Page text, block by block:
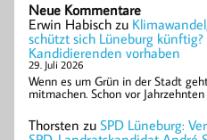
Neue Kommentare
Erwin Habisch zu
schützt sich Lüneburg
Kandidierenden vorhaben
29. Juli 2026
Wenn es um Grün in der Stadt
mitmachen. Schon vor
Thorsten zu SPD Lüneburg: